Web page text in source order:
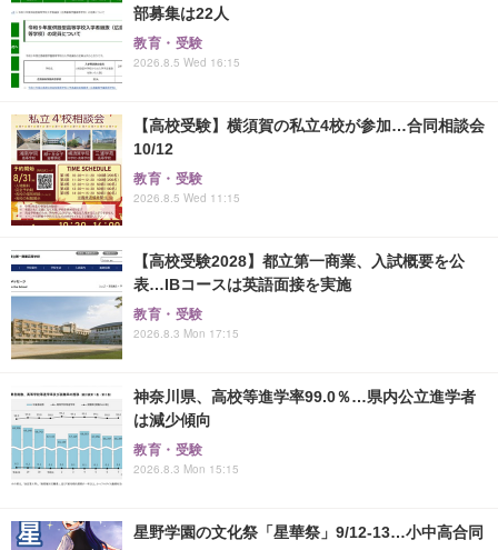
部募集は22人
教育・受験
2026.8.5 Wed 16:15
【高校受験】横須賀の私立4校が参加…合同相談会
10/12
教育・受験
2026.8.5 Wed 11:15
【高校受験2028】都立第一商業、入試概要を公
表…IBコースは英語面接を実施
教育・受験
2026.8.3 Mon 17:15
神奈川県、高校等進学率99.0％…県内公立進学者
は減少傾向
教育・受験
2026.8.3 Mon 15:15
星野学園の文化祭「星華祭」9/12-13…小中高合同